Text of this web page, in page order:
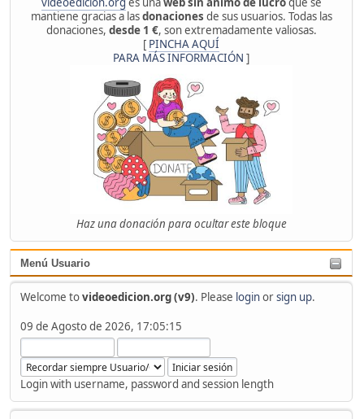
mantiene gracias a lasdonaciones de sus usuarios. Todas las
donaciones, desde 1 €, son extremadamente valiosas.
[ PINCHA AQUÍ
PARA MÁS INFORMACIÓN ]
Haz una donación para ocultar este bloque
Menú Usuario
Welcome tovideoedicion.org (v9). Please loginorsign up.
09 de Agosto de 2026, 17:05:15
Login with username, password and session length